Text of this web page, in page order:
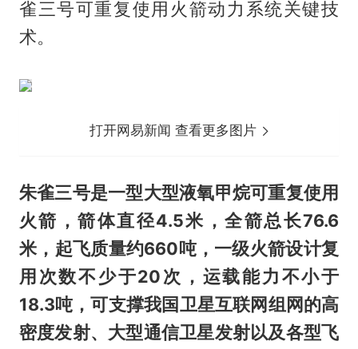
雀三号可重复使用火箭动力系统关键技
术。
打开网易新闻 查看更多图片
朱雀三号是一型大型液氧甲烷可重复使用
火箭，箭体直径4.5米，全箭总长76.6
米，起飞质量约660吨，一级火箭设计复
用次数不少于20次，运载能力不小于
18.3吨，可支撑我国卫星互联网组网的高
密度发射、大型通信卫星发射以及各型飞